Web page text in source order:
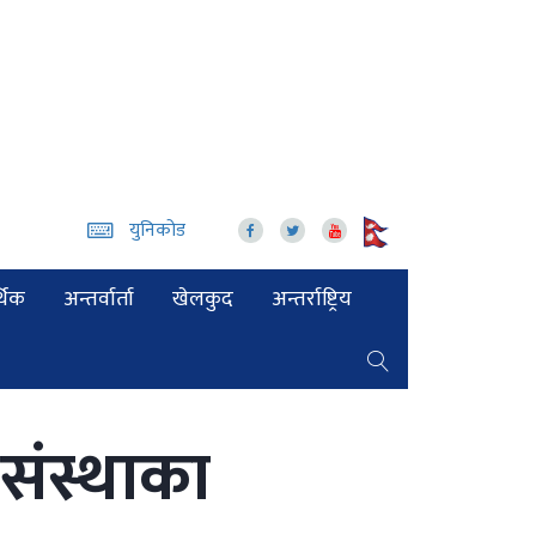
युनिकोड
अन्तर्वार्ता खेलकुद अन्तर्राष्ट्रिय